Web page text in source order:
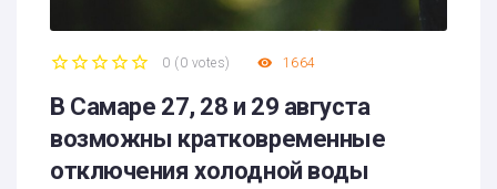
0 ( 0 votes) 1664
В Самаре 27, 28 и 29 августа
возможны кратковременные
отключения холодной воды